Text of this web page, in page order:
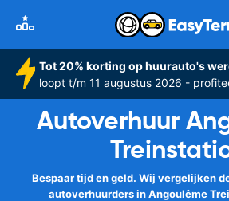
Tot 20% korting op huurauto's
loopt t/m 11 augustus 2026 -
Autoverhuur
Bespaar tijd en geld. Wij vergelijken
autoverhuurders in Angoulême